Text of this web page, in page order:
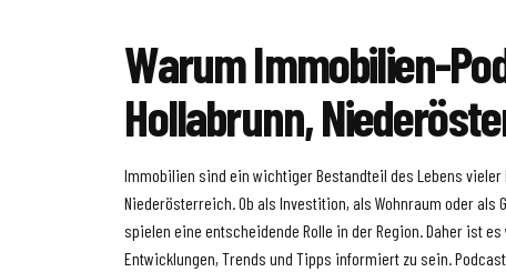
Warum Immobilien-
Hollabrunn,
Immobilien sind ein wichtiger Bestandteil des Lebens vieler
Niederösterreich. Ob als Investition, als Wohnraum oder als
spielen eine entscheidende Rolle in der Region. Daher ist
Entwicklungen, Trends und Tipps informiert zu sein.